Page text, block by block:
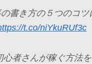
書き方の５つのコ
t.co/niYkuRUf3c
者さんが稼ぐ方法